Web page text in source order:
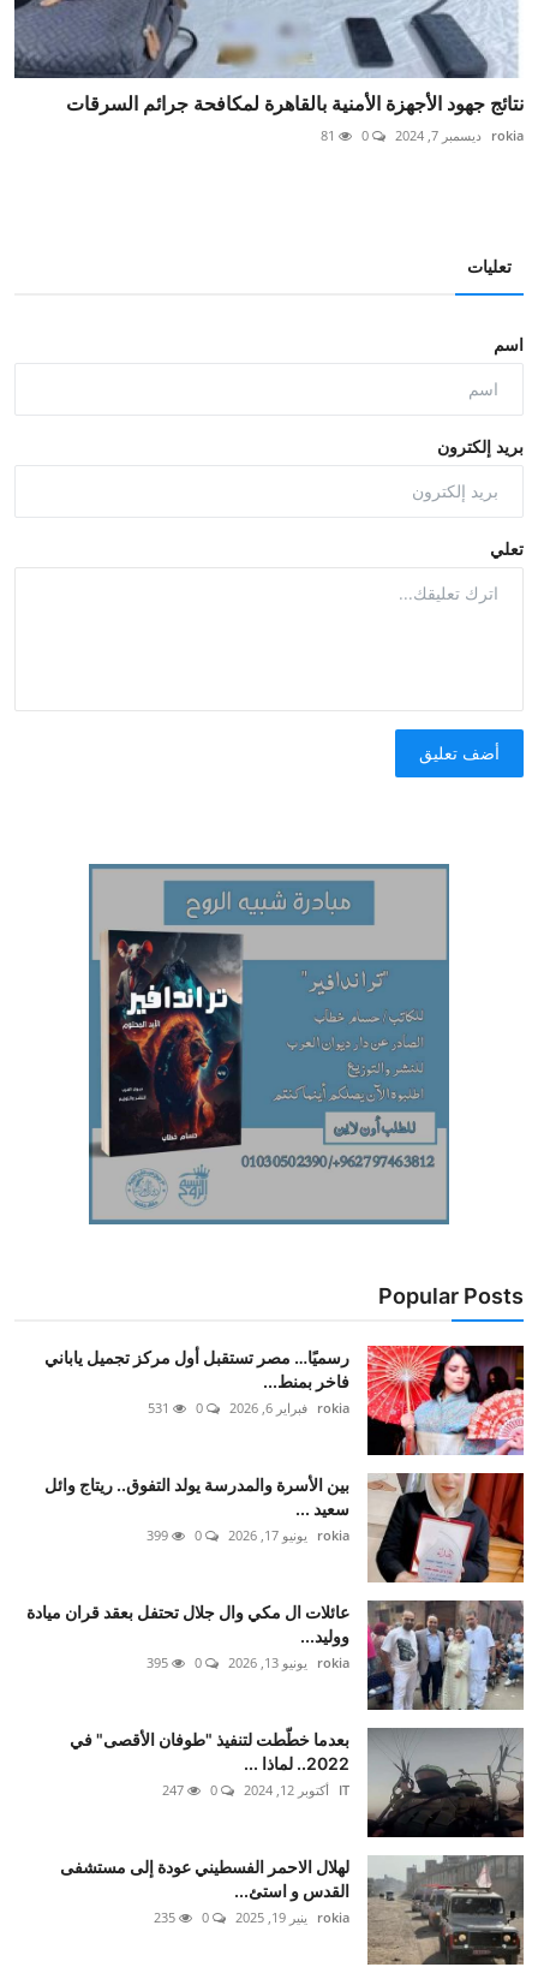
نتائج جهود الأجهزة الأمنية بالقاهرة لمكافحة جرائم السرقات
rokia ديسمبر 7, 2024
تعليات
اسم
بريد إلكترون
تعلي
أضف تعليق
Popular Posts
رسميًا… مصر تستقبل أول مركز تجميل ياباني
فاخر بمنط...
rokia فبراير 6, 2026
بين الأسرة والمدرسة يولد التفوق.. ريتاج وائل
سعيد ...
rokia يونيو 17, 2026
عائلات ال مكي وال جلال تحتفل بعقد قران ميادة
ووليد...
rokia يونيو 13, 2026
بعدما خطّطت لتنفيذ "طوفان الأقصى" في
2022.. لماذا ...
IT أكتوبر 12, 2024
لهلال الاحمر الفسطيني عودة إلى مستشفى
القدس و استئ...
rokia ينير 19, 2025